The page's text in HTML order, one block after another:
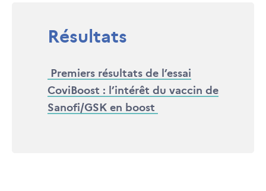
Résultats
Premiers résultats de l’essai
CoviBoost : l’intérêt du vaccin de
Sanofi/GSK en boost